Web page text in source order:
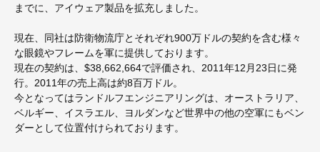
までに、アイウェア製品を拡充しました。
現在、同社は防衛物流庁とそれぞれ900万ドルの契約を含む様々
な眼鏡やフレームを軍に提供しております。
現在の契約は、$38,662,664で評価され、2011年12月23日に発
行。2011年の売上高は約8百万ドル。
今となってはランドルフエンジニアリングは、オーストラリア、
ベルギー、イスラエル、ヨルダンなど世界中の他の空軍にもベン
ダーとして位置付けられております。